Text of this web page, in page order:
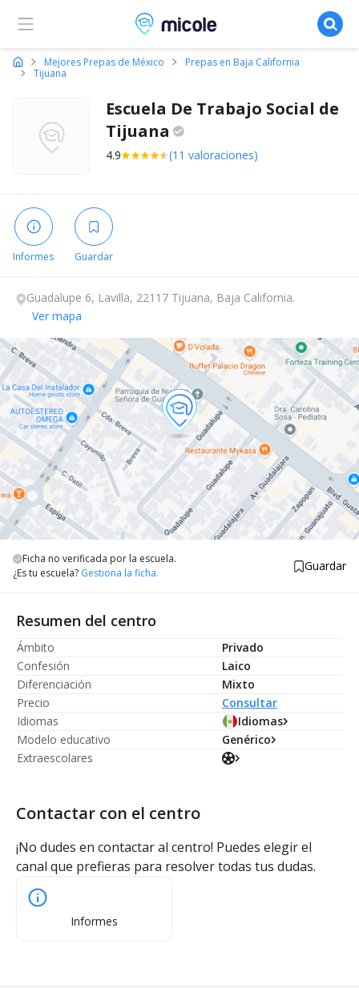
Micole, buscador de colegios
Mejores Prepas de México
Prepas en Baja California
Tijuana
Escuela De Trabajo Social de
Tijuana
4.9 (11 valoraciones)
Informes Guardar
Guadalupe 6, Lavilla, 22117 Tijuana, Baja California.
Ver mapa
Ficha no verificada por la escuela.
¿Es tu escuela? Gestiona la ficha. Guardar
Resumen del centro
Ámbito
Privado
Confesión
Laico
Diferenciación
Mixto
Precio
Consultar
Idiomas
Idiomas
Modelo educativo
Genérico
Extraescolares
Contactar con el centro
¡No dudes en contactar al centro! Puedes elegir el
canal que prefieras para resolver todas tus dudas.
Informes